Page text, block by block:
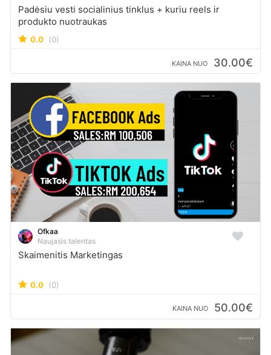
Padėsiu vesti socialinius tinklus + kuriu reels ir
produkto nuotraukas
0.0 (0)
KAINA NUO 30.00€
Ofkaa
Naujasis talentas
Skaimenitis Marketingas
0.0 (0)
KAINA NUO 50.00€